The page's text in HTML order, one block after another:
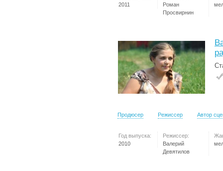
2011
Роман
Просвирнин
Продюсер Режиссер Автор
Год выпуска:
2010
Режиссер:
Валерий
Девятилов